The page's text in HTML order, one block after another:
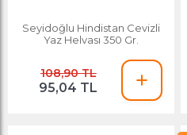
Seyidoğlu Hindistan Cevizli
Yaz Helvası 350 Gr.
108,90 TL
95,04 TL